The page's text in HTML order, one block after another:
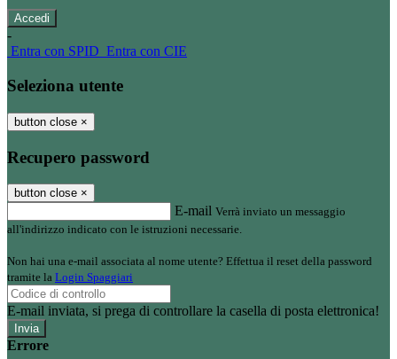
-
Entra con SPID Entra con CIE
Seleziona utente
button close ×
Recupero password
button close ×
E-mail Verrà inviato un messaggio
all'indirizzo indicato con le istruzioni necessarie.
Non hai una e-mail associata al nome utente? Effettua il reset della password
tramite la Login Spaggiari
E-mail inviata, si prega di controllare la casella di posta elettronica!
Errore